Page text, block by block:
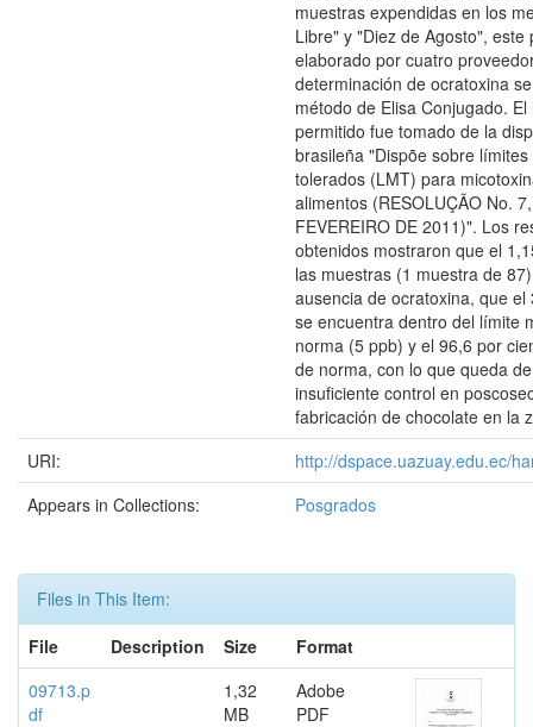
muestras expendidas en los
Libre" y "Diez de Agosto", este
elaborado por cuatro
determinación de ocratoxina
método de Elisa Conjugado.
permitido fue tomado de la
brasileña "Dispõe sobre
tolerados (LMT) para
alimentos (RESOLUÇÃO No.
FEVEREIRO DE 2011)". Los
obtenidos mostraron que el
las muestras (1 muestra de
ausencia de ocratoxina, que el
se encuentra dentro del límite
norma (5 ppb) y el 96,6 por
de norma, con lo que queda
insuficiente control en
fabricación de chocolate en la
URI:
http://dspace.uazuay.edu.ec/
Appears in Collections:
Posgrados
Files in This Item:
File
Description Size
Format
09713.p
df
1,32
MB
Adobe
PDF